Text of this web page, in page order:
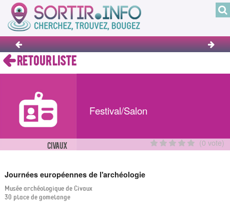
RETOUR LISTE
Festival/Salon
CIVAUX (0 vote)
Journées européennes de l'archéologie
Musée archéologique de Civaux
30 place de gomelange